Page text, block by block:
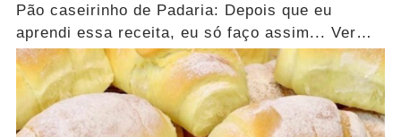
Pão caseirinho de Padaria: Depois que eu
aprendi essa receita, eu só faço assim... Ver
mais